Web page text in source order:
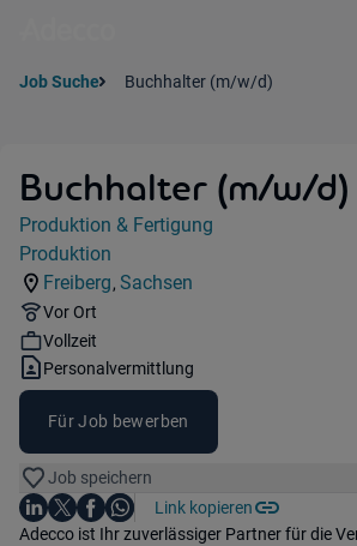
Job Suche Buchhalter (m/w/d)
Buchhalter (m/w/d)
Jobdetails
Kategorie:
Produktion & Fertigung
Industry:
Produktion
Standorte:
Freiberg,
Region:
Sachsen
Remote Option:
Vor Ort
Workhours:
Vollzeit
Vertragsart:
Personalvermittlung
Für Job bewerben
Job speichern
Teile diesen Job
Auf LinkedIn teilen
Auf X teilen
Auf Facebook teilen
Auf WhatsApp teilen
Link kopieren
Einleitung
Adecco ist Ihr zuverlässiger Partner für die